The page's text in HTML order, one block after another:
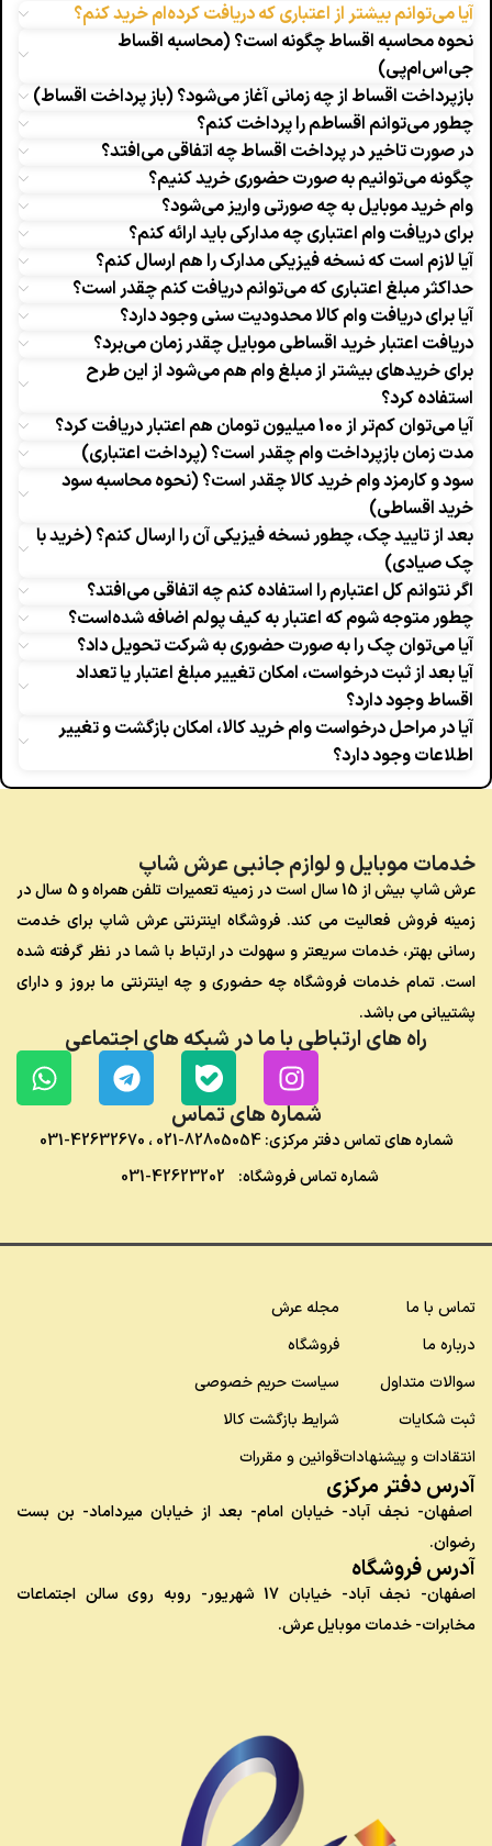
آیا می‌توانم بیشتر از اعتباری که دریافت کرده‌ام خرید کنم؟
نحوه محاسبه اقساط چگونه است؟ (محاسبه اقساط
جی‌‌اس‌ام‌پی)
بازپرداخت اقساط از چه زمانی آغاز می‌شود؟ (باز پرداخت اقساط)
چطور می‌توانم اقساطم را پرداخت کنم؟
در صورت تاخیر در پرداخت اقساط چه اتفاقی می‌افتد؟
چگونه می‌توانیم به صورت حضوری خرید کنیم؟
وام خرید موبایل به چه صورتی واریز می‌شود؟
برای دریافت وام اعتباری چه مدارکی باید ارائه کنم؟
آیا لازم است که نسخه فیزیکی مدارک را هم ارسال کنم؟
حداکثر مبلغ اعتباری که می‌توانم دریافت کنم چقدر است؟
آیا برای دریافت وام کالا محدودیت سنی وجود دارد؟
دریافت اعتبار خرید اقساطی موبایل چقدر زمان می‌برد؟
برای خریدهای بیشتر از مبلغ وام هم می‌شود از این طرح
استفاده کرد؟
آیا می‌توان کم‌تر از 100 میلیون تومان هم اعتبار دریافت کرد؟
مدت زمان بازپرداخت وام چقدر است؟ (پرداخت اعتباری)
سود و کارمزد وام خرید کالا چقدر است؟ (نحوه محاسبه سود
خرید اقساطی)
بعد از تایید چک، چطور نسخه فیزیکی آن را ارسال کنم؟ (خرید با
چک صیادی)
اگر نتوانم کل اعتبارم را استفاده کنم چه اتفاقی می‌افتد؟
چطور متوجه شوم که اعتبار به کیف پولم اضافه شده‌است؟
آیا می‌توان چک را به صورت حضوری به شرکت تحویل داد؟
آیا بعد از ثبت درخواست، امکان تغییر مبلغ اعتبار یا تعداد
اقساط وجود دارد؟
آیا در مراحل درخواست وام خرید کالا، امکان بازگشت و تغییر
اطلاعات وجود دارد؟
خدمات موبایل و لوازم جانبی عرش شاپ
عرش شاپ بیش از 15 سال است در زمینه تعمیرات تلفن همراه و 5 سال در
زمینه فروش فعالیت می کند. فروشگاه اینترنتی عرش شاپ برای خدمت
رسانی بهتر، خدمات سریعتر و سهولت در ارتباط با شما در نظر گرفته شده
است. تمام خدمات فروشگاه چه حضوری و چه اینترنتی ما بروز و دارای
پشتیبانی می باشد.
راه های ارتباطی با ما در شبکه های اجتماعی
شماره های تماس
شماره های تماس دفتر مرکزی:82805054-021 ، 42632670-031
شماره تماس فروشگاه: 42623202-031
تماس با ما
درباره ما
سوالات متداول
ثبت شکایات
انتقادات و پیشنهادات
مجله عرش
فروشگاه
سیاست حریم خصوصی
شرایط بازگشت کالا
قوانین و مقررات
آدرس دفتر مرکزی
اصفهان- نجف آباد- خیابان امام- بعد از خیابان میرداماد- بن بست
رضوان.
آدرس فروشگاه
اصفهان- نجف آباد- خیابان 17 شهریور- روبه روی سالن اجتماعات
مخابرات- خدمات موبایل عرش.